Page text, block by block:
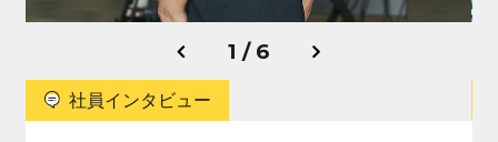
ENTRY
1 / 6
社員インタビュー